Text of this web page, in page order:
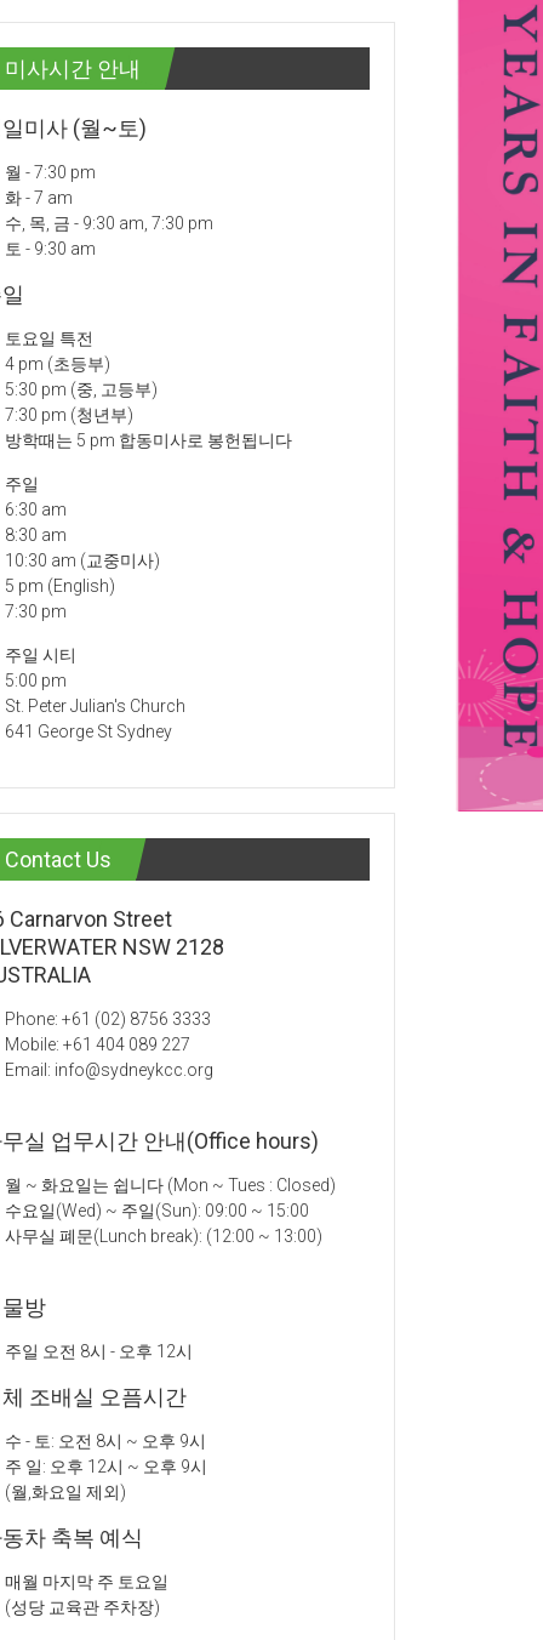
미사시간 안내
미사 (월~토)
월 - 7:30 pm
화 - 7 am
수, 목, 금 - 9:30 am, 7:30 pm
토 - 9:30 am
토요일 특전
4 pm (초등부)
5:30 pm (중, 고등부)
7:30 pm (청년부)
방학때는 5 pm 합동미사로 봉헌됩니다
주일
6:30 am
8:30 am
10:30 am (교중미사)
5 pm (English)
7:30 pm
주일 시티
5:00 pm
St. Peter Julian's Church
641 George St Sydney
Contact Us
Carnarvon Street
NSW 2128
Phone: +61 (02) 8756 3333
Mobile: +61 404 089 227
Email: info@sydneykcc.org
실 업무시간 안내(Office hours)
월 ~ 화요일는 쉽니다 (Mon ~ Tues : Closed)
수요일(Wed) ~ 주일(Sun): 09:00 ~ 15:00
사무실 폐문(Lunch break): (12:00 ~ 13:00)
방
주일 오전 8시 - 오후 12시
조배실 오픔시간
수 - 토: 오전 8시 ~ 오후 9시
주 일: 오후 12시 ~ 오후 9시
(월,화요일 제외)
차 축복 예식
매월 마지막 주 토요일
(성당 교육관 주차장)